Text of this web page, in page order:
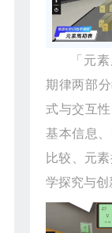
「元
期律两部
式与交互
基本信息
比较、元
学探究与创